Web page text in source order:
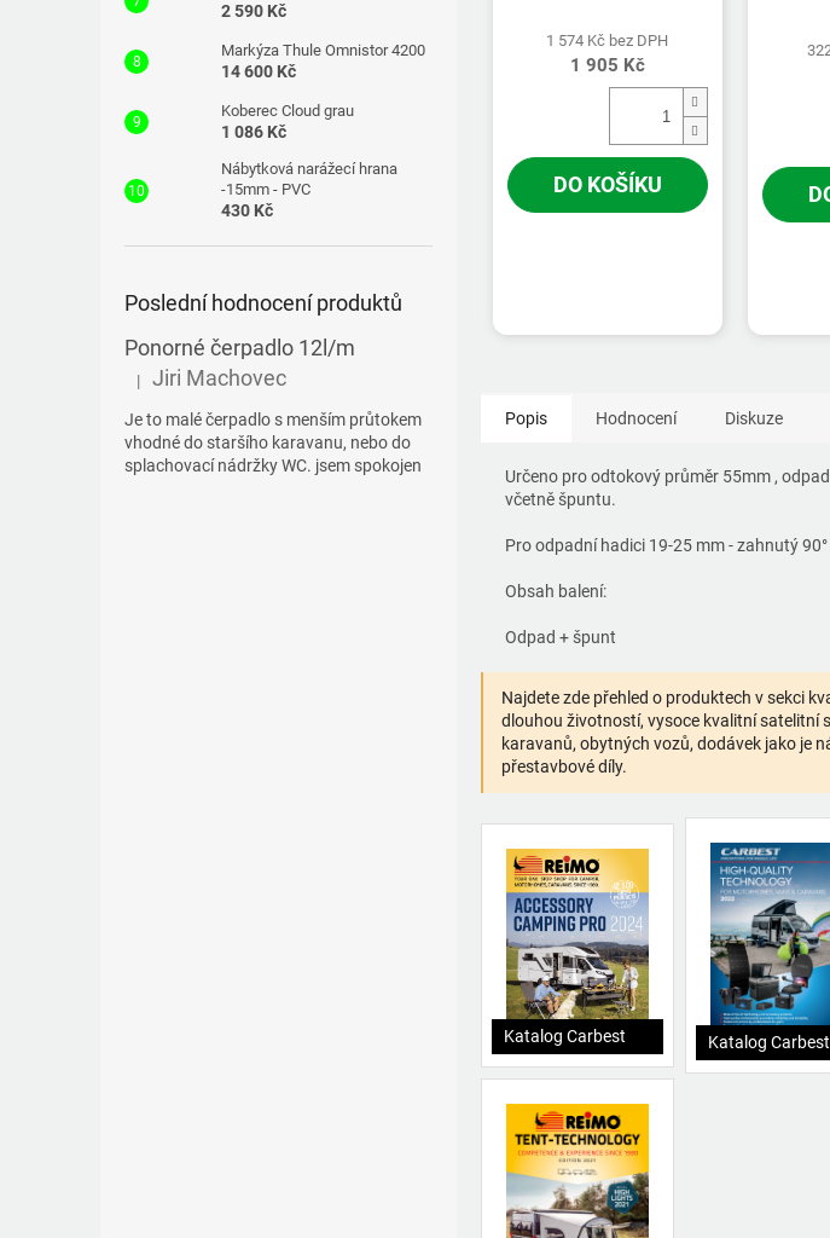
2 590 Kč
Markýza Thule Omnistor 4200
14 600 Kč
Koberec Cloud grau
1 086 Kč
Nábytková narážecí hrana
-15mm - PVC
430 Kč
Poslední hodnocení produktů
Ponorné čerpadlo 12l/m
Hodnocení produktu je 5 z 5 hvězdiček.
| Jiri Machovec
Je to malé čerpadlo s menším průtokem
vhodné do staršího karavanu, nebo do
splachovací nádržky WC. jsem spokojen
1 574 Kč bez DPH
1 905 Kč
DO KOŠÍKU
Popis Hodnocení Diskuze
Určeno pro odtokový průměr 55mm ,
včetně špuntu.
Pro odpadní hadici 19-25 mm - zahnutý 90°
Obsah balení:
Odpad + špunt
Najdete zde přehled o produktech v sekci
dlouhou životností, vysoce kvalitní satelitní
karavanů, obytných vozů, dodávek jako je
přestavbové díly.
Katalog Carbest Katalog Carbest